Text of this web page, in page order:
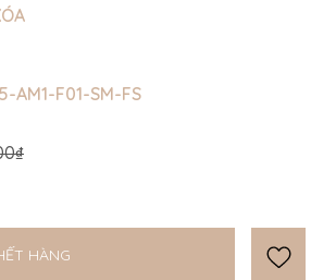
AM1-F01-SM-FS
HÀNG